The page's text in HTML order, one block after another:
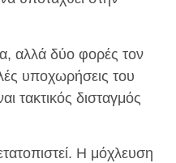
αλλά δύο φορές τον
υποχωρήσεις του
τακτικός δισταγμός
Η μόχλευση